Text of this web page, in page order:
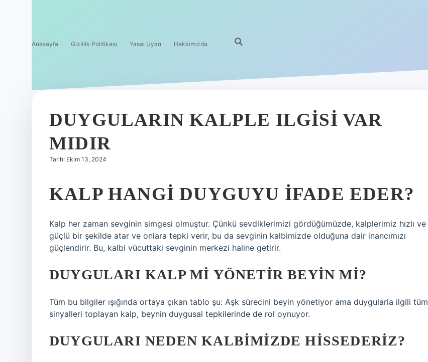
Anasayfa Gizlilik Politikası Yasal Uyarı Hakkımızda
DUYGULARIN KALPLE ILGISI VAR
MIDIR
Tarih: Ekim 13, 2024
KALP HANGI DUYGUYU IFADE EDER?
Kalp her zaman sevginin simgesi olmuştur. Çünkü sevdiklerimizi gördüğümüzde, kalplerimiz hızlı ve
güçlü bir şekilde atar ve onlara tepki verir, bu da sevginin kalbimizde olduğuna dair inancımızı
güçlendirir. Bu, kalbi vücuttaki sevginin merkezi haline getirir.
DUYGULARI KALP MI YÖNETIR BEYIN MI?
Tüm bu bilgiler ışığında ortaya çıkan tablo şu: Aşk sürecini beyin yönetiyor ama duygularla ilgili tüm
sinyalleri toplayan kalp, beynin duygusal tepkilerinde de rol oynuyor.
DUYGULARI NEDEN KALBIMIZDE HISSEDERIZ?